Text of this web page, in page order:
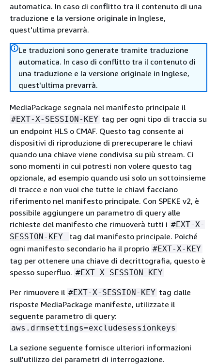
automatica. In caso di conflitto tra il contenuto di una
traduzione e la versione originale in Inglese,
quest'ultima prevarrà.
Le traduzioni sono generate tramite traduzione
automatica. In caso di conflitto tra il contenuto di
una traduzione e la versione originale in Inglese,
quest'ultima prevarrà.
MediaPackage segnala nel manifesto principale il
#EXT-X-SESSION-KEY tag per ogni tipo di traccia su
un endpoint HLS o CMAF. Questo tag consente ai
dispositivi di riproduzione di prerecuperare le chiavi
quando una chiave viene condivisa su più stream. Ci
sono momenti in cui potresti non volere questo tag
opzionale, ad esempio quando usi solo un sottoinsieme
di tracce e non vuoi che tutte le chiavi facciano
riferimento nel manifesto principale. Con SPEKE v2, è
possibile aggiungere un parametro di query alle
richieste del manifesto che rimuoverà tutti i #EXT-X-
SESSION-KEY
tag dal manifesto principale. Poiché
ogni manifesto secondario ha il proprio #EXT-X-KEY
tag per ottenere una chiave di decrittografia, questo è
spesso superfluo. #EXT-X-SESSION-KEY
Per rimuovere il #EXT-X-SESSION-KEY tag dalle
risposte MediaPackage manifeste, utilizzate il
seguente parametro di query:
aws.drmsettings=excludesessionkeys
La sezione seguente fornisce ulteriori informazioni
sull'utilizzo dei parametri di interrogazione.